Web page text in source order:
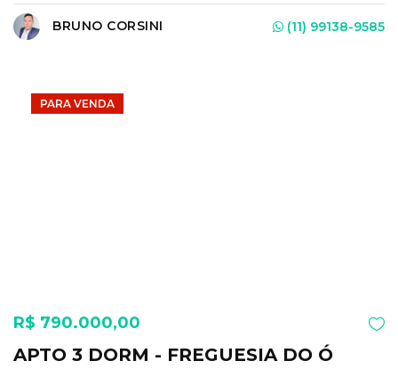
BRUNO CORSINI (11) 99138-9585
PARA VENDA
R$ 790.000,00
APTO 3 DORM - FREGUESIA DO Ó